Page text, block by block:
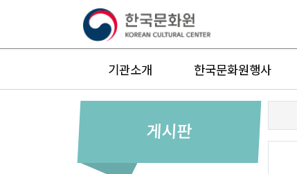
기관소개 한국문화원행사
게시판